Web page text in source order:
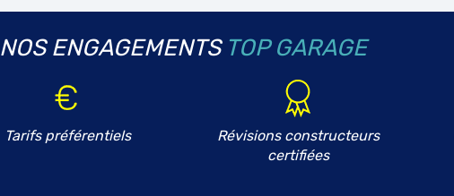
NOS ENGAGEMENTS TOP GARAGE
Tarifs préférentiels
Révisions constructeurs
certifiées